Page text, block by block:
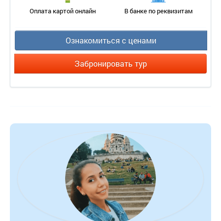
- уборка номера – ежедневно;
- смена полотенец – 1 раз в 3 дня.
2-местный 2-комнатный (1+1) 2-4 этаж корп. 1
Количество основных мест – 2.
Дополнительное место – нет.
(можно взять роутер напрокат).
Покрытие пола – ламинат.
Санузел – умывальник, зеркало, унитаз, душ, полотенца,
- уборка номера – ежедневно;
- смена белья – 1 раз в 3 дня;
- смена полотенец – 1 раз в 3 дня.
Оплата картой онлайн В банке по реквизитам
Ознакомиться с ценами
Забронировать тур